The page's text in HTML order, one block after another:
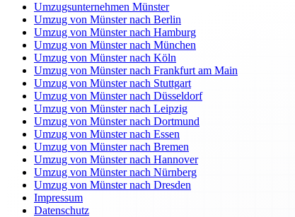
Umzugsunternehmen Münster
Umzug von Münster nach Berlin
Umzug von Münster nach Hamburg
Umzug von Münster nach München
Umzug von Münster nach Köln
Umzug von Münster nach Frankfurt am Main
Umzug von Münster nach Stuttgart
Umzug von Münster nach Düsseldorf
Umzug von Münster nach Leipzig
Umzug von Münster nach Dortmund
Umzug von Münster nach Essen
Umzug von Münster nach Bremen
Umzug von Münster nach Hannover
Umzug von Münster nach Nürnberg
Umzug von Münster nach Dresden
Impressum
Datenschutz